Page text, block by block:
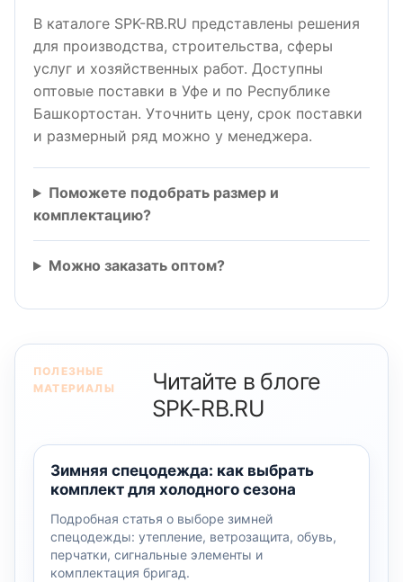
В каталоге SPK-RB.RU представлены решения
для производства, строительства, сферы
услуг и хозяйственных работ. Доступны
оптовые поставки в Уфе и по Республике
Башкортостан. Уточнить цену, срок поставки
и размерный ряд можно у менеджера.
Поможете подобрать размер и
комплектацию?
Можно заказать оптом?
ПОЛЕЗНЫЕ
МАТЕРИАЛЫ
Читайте в блоге
SPK-RB.RU
Зимняя спецодежда: как выбрать
комплект для холодного сезона
Подробная статья о выборе зимней
спецодежды: утепление, ветрозащита, обувь,
перчатки, сигнальные элементы и
комплектация бригад.